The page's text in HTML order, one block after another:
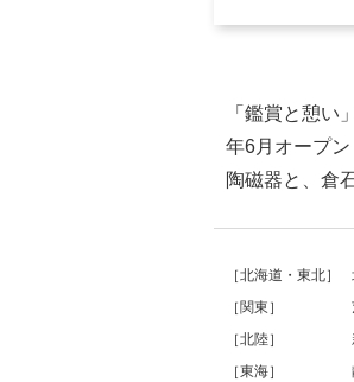
「鑑賞と憩い
年6月オープ
陶磁器と、倉
［北海道・東北］
［関東］
［北陸］
［東海］